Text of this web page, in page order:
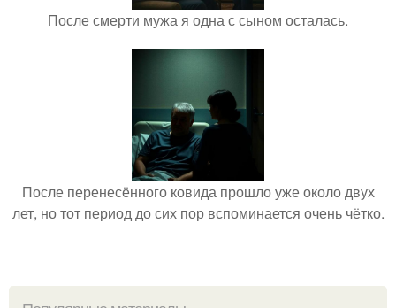
После смерти мужа я одна с сыном осталась.
После перенесённого ковида прошло уже около двух
лет, но тот период до сих пор вспоминается очень чётко.